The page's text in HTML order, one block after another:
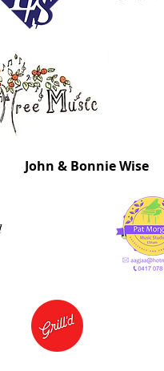
John & Bonnie Wise